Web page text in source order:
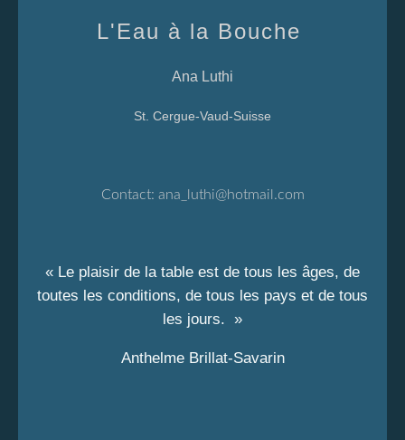
L'Eau à la Bouche
Ana Luthi
St. Cergue-Vaud-Suisse
Contact: ana_luthi@hotmail.com
« Le plaisir de la table est de tous les âges, de
toutes les conditions, de tous les pays et de tous
les jours. »
Anthelme Brillat-Savarin